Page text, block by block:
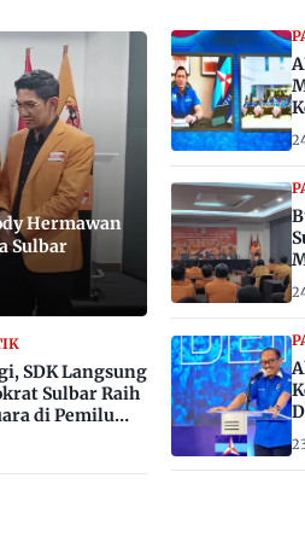
Hermawan
Sulbar
SDK Langsung
Sulbar Raih
di Pemilu